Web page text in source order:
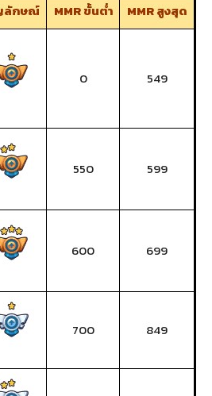
กษณ์ MMR ขั้นต่ำ MMR สูงสุด
0 549
550 599
600 699
700 849